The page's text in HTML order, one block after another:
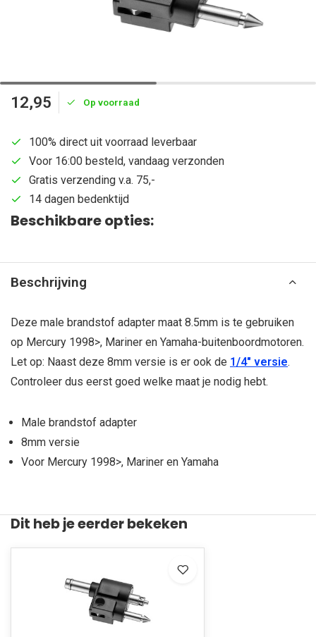
12,95 Op voorraad
100% direct uit voorraad leverbaar
Voor 16:00 besteld, vandaag verzonden
Gratis verzending v.a. 75,-
14 dagen bedenktijd
Beschikbare opties:
Beschrijving
Deze male brandstof adapter maat 8.5mm is te gebruiken
op Mercury 1998>, Mariner en Yamaha-buitenboordmotoren.
Let op: Naast deze 8mm versie is er ook de 1/4" versie.
Controleer dus eerst goed welke maat je nodig hebt.
Male brandstof adapter
8mm versie
Voor Mercury 1998>, Mariner en Yamaha
Dit heb je eerder bekeken